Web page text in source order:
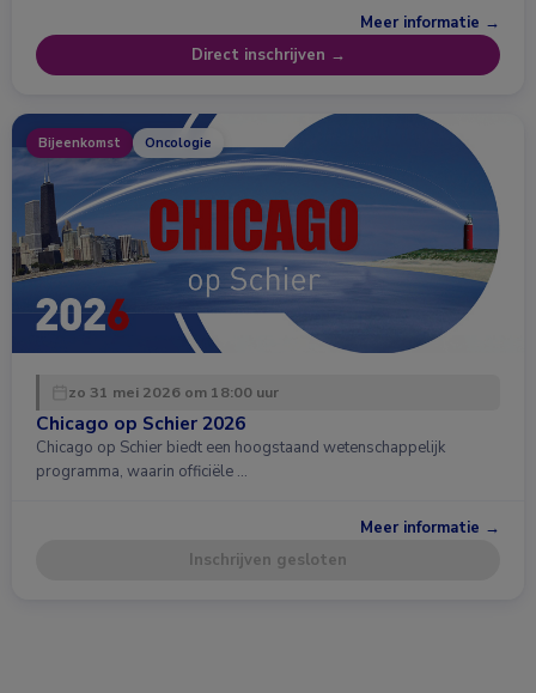
Meer informatie →
Direct inschrijven →
Bijeenkomst Oncologie
zo 31 mei 2026 om 18:00 uur
Chicago op Schier 2026
Chicago op Schier biedt een hoogstaand wetenschappelijk
programma, waarin officiële …
Meer informatie →
Inschrijven gesloten